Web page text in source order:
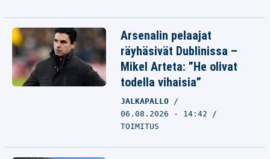
Arsenalin pelaajat
räyhäsivät Dublinissa –
Mikel Arteta: ”He olivat
todella vihaisia”
JALKAPALLO
06.08.2026 - 14:42
TOIMITUS